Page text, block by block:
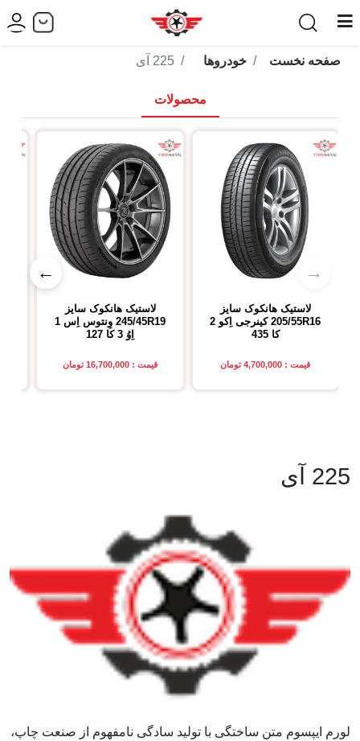
صفحه نخست خودروها 225 آی
محصولات
→
←
لاستیک هانکوک سایز
205/55R16
کینرجی اِکو 2
کا 435
قیمت : 4,700,000 تومان
لاستیک هانکوک سایز
245/45R19
وِنتوس اِس 1
اِوُ 3 کا 127
قیمت : 16,700,000 تومان
225 آی
لورم ایپسوم متن ساختگی با تولید سادگی نامفهوم از صنعت چاپ،